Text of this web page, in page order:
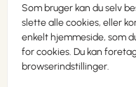
Som bruger kan du selv
slette alle cookies, eller
enkelt hjemmeside, som
for cookies. Du kan
browserindstillinger.